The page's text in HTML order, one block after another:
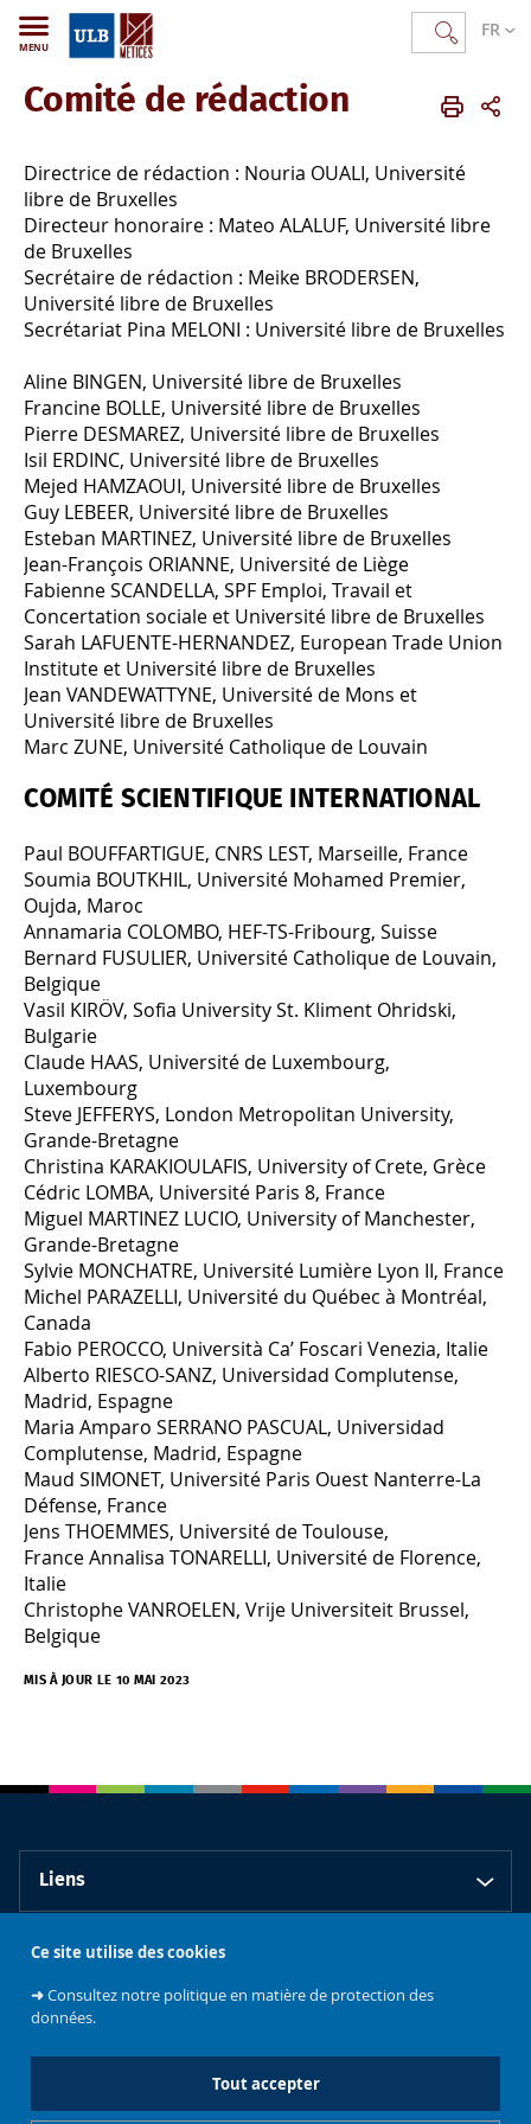
Ce site utilise des cookies
➜Consultez notre politique en matière de protection des
données.
Tout accepter
FR
MENU
METICES FR Publications
revue TEF
comité de rédaction et scientifique
Comité de rédaction
Directrice de rédaction : Nouria OUALI, Université
libre de Bruxelles
Directeur honoraire : Mateo ALALUF, Université libre
de Bruxelles
Secrétaire de rédaction : Meike BRODERSEN,
Université libre de Bruxelles
Secrétariat Pina MELONI : Université libre de Bruxelles
Aline BINGEN, Université libre de Bruxelles
Francine BOLLE, Université libre de Bruxelles
Pierre DESMAREZ, Université libre de Bruxelles
Isil ERDINC, Université libre de Bruxelles
Mejed HAMZAOUI, Université libre de Bruxelles
Guy LEBEER, Université libre de Bruxelles
Esteban MARTINEZ, Université libre de Bruxelles
Jean-François ORIANNE, Université de Liège
Fabienne SCANDELLA, SPF Emploi, Travail et
Concertation sociale et Université libre de Bruxelles
Sarah LAFUENTE-HERNANDEZ, European Trade Union
Institute et Université libre de Bruxelles
Jean VANDEWATTYNE, Université de Mons et
Université libre de Bruxelles
Marc ZUNE, Université Catholique de Louvain
COMITÉ SCIENTIFIQUE INTERNATIONAL
Paul BOUFFARTIGUE, CNRS LEST, Marseille, France
Soumia BOUTKHIL, Université Mohamed Premier,
Oujda, Maroc
Annamaria COLOMBO, HEF-TS-Fribourg, Suisse
Bernard FUSULIER, Université Catholique de Louvain,
Belgique
Vasil KIRÖV, Sofia University St. Kliment Ohridski,
Bulgarie
Claude HAAS, Université de Luxembourg,
Luxembourg
Steve JEFFERYS, London Metropolitan University,
Grande-Bretagne
Christina KARAKIOULAFIS, University of Crete, Grèce
Cédric LOMBA, Université Paris 8, France
Miguel MARTINEZ LUCIO, University of Manchester,
Grande-Bretagne
Sylvie MONCHATRE, Université Lumière Lyon II, France
Michel PARAZELLI, Université du Québec à Montréal,
Canada
Fabio PEROCCO, Università Ca’ Foscari Venezia, Italie
Alberto RIESCO-SANZ, Universidad Complutense,
Madrid, Espagne
Maria Amparo SERRANO PASCUAL, Universidad
Complutense, Madrid, Espagne
Maud SIMONET, Université Paris Ouest Nanterre-La
Défense, France
Jens THOEMMES, Université de Toulouse,
France Annalisa TONARELLI, Université de Florence,
Italie
Christophe VANROELEN, Vrije Universiteit Brussel,
Belgique
MIS À JOUR LE 10 MAI 2023
Liens
Contact
Faculté de